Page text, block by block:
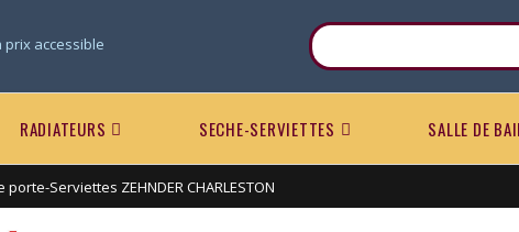
RADIATEURS SECHE-SERVIETTES SALLE DE
porte-Serviettes ZEHNDER CHARLESTON